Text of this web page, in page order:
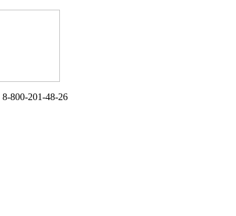
8-800-201-48-26